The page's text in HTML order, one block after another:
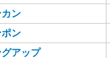
ンカン
ンポン
グアップ